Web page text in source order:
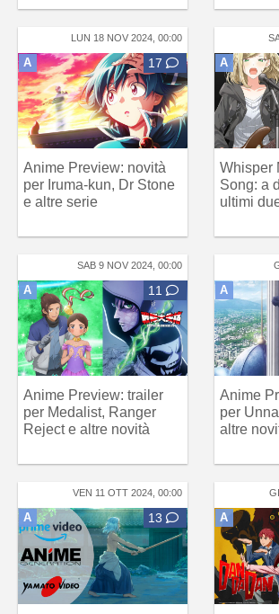
LUN 18 NOV 2024, 00:00
A 17
Anime Preview: novità
per Iruma-kun, Dr Stone
e altre serie
A
Whisper
Song: a
ultimi
SAB 9 NOV 2024, 00:00
A 11
Anime Preview: trailer
per Medalist, Ranger
Reject e altre novità
A
Anime
per
altre
VEN 11 OTT 2024, 00:00
A 13 A